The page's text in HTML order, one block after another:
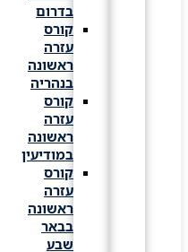
בדרום
קורס
עזרה
ראשונה
בנהריה
קורס
עזרה
ראשונה
במודיעין
קורס
עזרה
ראשונה
בבאר